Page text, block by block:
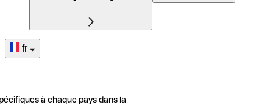
fr
à chaque pays dans la